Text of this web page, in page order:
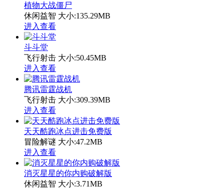
植物大战僵尸
休闲益智 大小:135.29MB
进入查看
斗斗堂
飞行射击 大小:50.45MB
进入查看
腾讯雷霆战机
飞行射击 大小:309.39MB
进入查看
天天酷跑冰点进击免费版
冒险解谜 大小:47.2MB
进入查看
消灭星星的你内购破解版
休闲益智 大小:3.71MB